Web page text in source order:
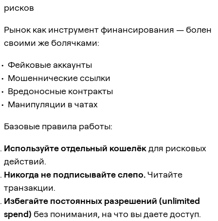
рисков
Рынок как инструмент финансирования — болен
своими же болячками:
Фейковые аккаунты
Мошеннические ссылки
Вредоносные контракты
Манипуляции в чатах
Базовые правила работы:
Используйте отдельный кошелёкдля рисковых
действий.
Никогда не подписывайте слепо.Читайте
транзакции.
Избегайте постоянных разрешений (unlimited
spend) без понимания, на что вы даете доступ.